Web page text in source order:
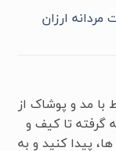
ارزان
مد و پوشاک از
گرفته تا کیف و
پیدا کنید و به